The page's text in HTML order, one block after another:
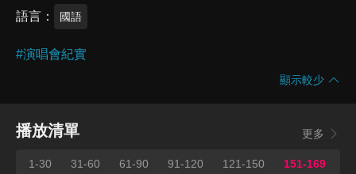
語言 國語
#演唱會紀實
顯示較少
播放清單 更多
1-30 31-60 61-90 91-120 121-150 151-169